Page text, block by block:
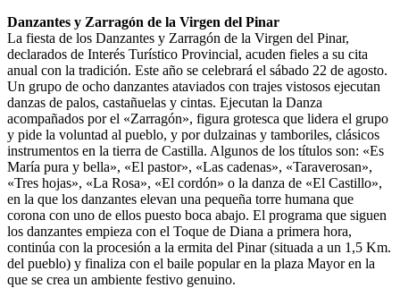
Danzantes y Zarragón de la Virgen del Pinar
La fiesta de los Danzantes y Zarragón de la Virgen del Pinar,
declarados de Interés Turístico Provincial, acuden fieles a su cita
anual con la tradición. Este año se celebrará el sábado 22 de agosto.
Un grupo de ocho danzantes ataviados con trajes vistosos ejecutan
danzas de palos, castañuelas y cintas. Ejecutan la Danza
acompañados por el «Zarragón», figura grotesca que lidera el grupo
y pide la voluntad al pueblo, y por dulzainas y tamboriles, clásicos
instrumentos en la tierra de Castilla. Algunos de los títulos son: «Es
María pura y bella», «El pastor», «Las cadenas», «Taraverosan»,
«Tres hojas», «La Rosa», «El cordón» o la danza de «El Castillo»,
en la que los danzantes elevan una pequeña torre humana que
corona con uno de ellos puesto boca abajo. El programa que siguen
los danzantes empieza con el Toque de Diana a primera hora,
continúa con la procesión a la ermita del Pinar (situada a un 1,5 Km.
del pueblo) y finaliza con el baile popular en la plaza Mayor en la
que se crea un ambiente festivo genuino.